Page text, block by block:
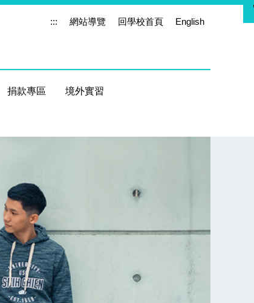
::: 網站導覽 回學校首頁 English
捐款專區 境外實習